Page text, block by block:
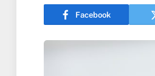
Facebook